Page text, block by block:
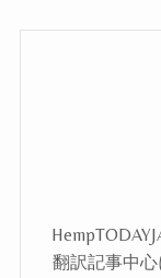
翻訳記事中